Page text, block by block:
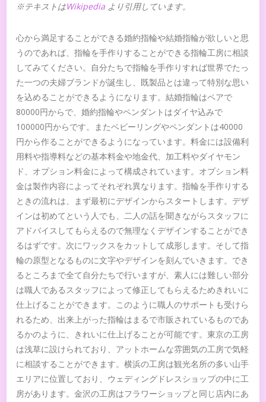
※テキストはWikipedia より引用しています。
心から満足することができる婚約指輪や結婚指輪が欲しいと思
うのであれば、指輪を手作りすることができる指輪工房に相談
してみてください。自分たちで指輪を手作りすれば世界でたっ
た一つの夫婦ブランドが誕生し、既製品とは違って特別な思い
を込めることができるようになります。結婚指輪はペアで
80000円からで、婚約指輪やペンダントはダイヤ込みで
100000円からです。またベビーリングやペンダントは40000
円から作ることができるようになっています。料金には設備利
用料や指導料などの基本料金や地金代、加工料やダイヤモン
ド、オプション料金によって構成されています。オプション料
金は製作内容によってそれぞれ異なります。指輪を手作りする
ときの流れは、まず最初にデザインからスタートします。デザ
インは初めてという人でも、二人の話を聞きながらスタッフに
アドバイスしてもらえるので無理なくデザインすることができ
るはずです。次にワックスをカットして成形します。そして指
輪の原型となるものに文字やデザインを刻んでいきます。でき
るところまで全て自分たちで行いますが、素人には難しい部分
は職人であるスタッフによって修正してもらえるためきれいに
仕上げることができます。このように職人のサポートも受けら
れるため、出来上がった指輪はまるで市販されているものであ
るかのように、きれいに仕上げることが可能です。東京の工房
は浅草に設けられており、アットホームな雰囲気の工房で気軽
に相談することができます。横浜の工房は観光名所の多い山手
エリアに位置しており、ウェディングドレスショップの中に工
房があります。金沢の工房はフラワーショップと同じ店内にあ